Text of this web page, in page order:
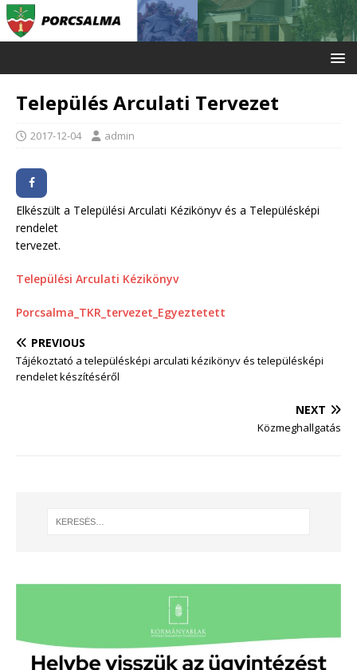
Település Arculati Tervezet
2017-12-04 admin
Elkészült a Települési Arculati Kézikönyv és a Településképi
rendelet
tervezet.
Települési Arculati Kézikönyv
Porcsalma_TKR_tervezet_Egyeztetett
PREVIOUS
Tájékoztató a településképi arculati kézikönyv és településképi
rendelet készítéséről
NEXT
Közmeghallgatás